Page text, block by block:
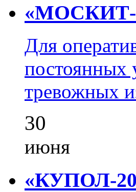
«МОСКИТ-
Для
постоянных
тревожных
30
июня
«КУПОЛ-